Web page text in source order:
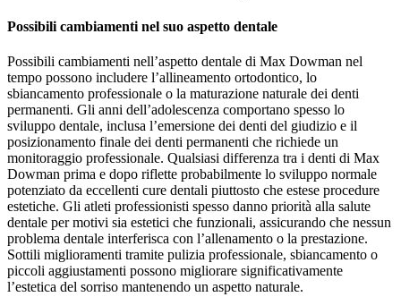
Possibili cambiamenti nel suo aspetto dentale
Possibili cambiamenti nell’aspetto dentale di Max Dowman nel
tempo possono includere l’allineamento ortodontico, lo
sbiancamento professionale o la maturazione naturale dei denti
permanenti. Gli anni dell’adolescenza comportano spesso lo
sviluppo dentale, inclusa l’emersione dei denti del giudizio e il
posizionamento finale dei denti permanenti che richiede un
monitoraggio professionale. Qualsiasi differenza tra i denti di Max
Dowman prima e dopo riflette probabilmente lo sviluppo normale
potenziato da eccellenti cure dentali piuttosto che estese procedure
estetiche. Gli atleti professionisti spesso danno priorità alla salute
dentale per motivi sia estetici che funzionali, assicurando che nessun
problema dentale interferisca con l’allenamento o la prestazione.
Sottili miglioramenti tramite pulizia professionale, sbiancamento o
piccoli aggiustamenti possono migliorare significativamente
l’estetica del sorriso mantenendo un aspetto naturale.